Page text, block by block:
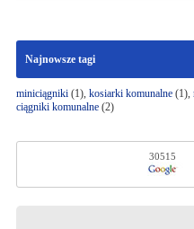
Najnowsze tagi
miniciągniki(1), kosiarki komunalne(1),
ciągniki komunalne(2)
30515